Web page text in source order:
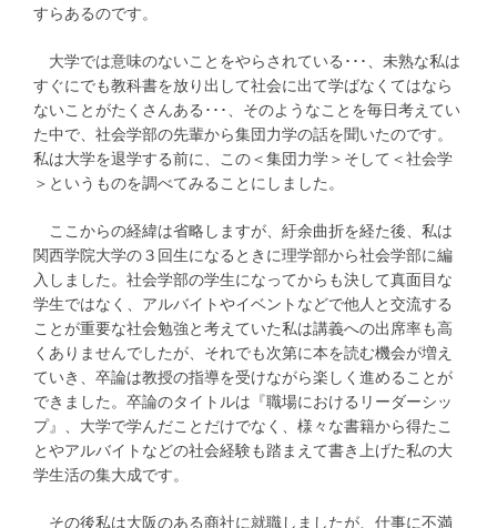
すらあるのです。
大学では意味のないことをやらされている･･･、未熟な私は
すぐにでも教科書を放り出して社会に出て学ばなくてはなら
ないことがたくさんある･･･、そのようなことを毎日考えてい
た中で、社会学部の先輩から集団力学の話を聞いたのです。
私は大学を退学する前に、この＜集団力学＞そして＜社会学
＞というものを調べてみることにしました。
ここからの経緯は省略しますが、紆余曲折を経た後、私は
関西学院大学の３回生になるときに理学部から社会学部に編
入しました。社会学部の学生になってからも決して真面目な
学生ではなく、アルバイトやイベントなどで他人と交流する
ことが重要な社会勉強と考えていた私は講義への出席率も高
くありませんでしたが、それでも次第に本を読む機会が増え
ていき、卒論は教授の指導を受けながら楽しく進めることが
できました。卒論のタイトルは『職場におけるリーダーシッ
プ』、大学で学んだことだけでなく、様々な書籍から得たこ
とやアルバイトなどの社会経験も踏まえて書き上げた私の大
学生活の集大成です。
その後私は大阪のある商社に就職しましたが、仕事に不満